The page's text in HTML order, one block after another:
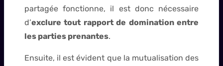
partagée fonctionne, il est donc nécessaire
d’exclure tout rapport de domination entre
les parties prenantes.
Ensuite, il est évident que la mutualisation des